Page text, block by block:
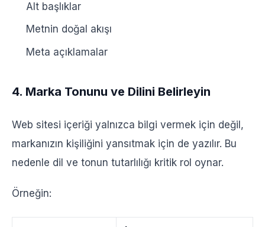
Alt başlıklar
Metnin doğal akışı
Meta açıklamalar
4. Marka Tonunu ve Dilini Belirleyin
Web sitesi içeriği yalnızca bilgi vermek için değil,
markanızın kişiliğini yansıtmak için de yazılır. Bu
nedenle dil ve tonun tutarlılığı kritik rol oynar.
Örneğin: